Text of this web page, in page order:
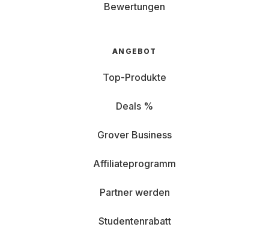
Bewertungen
ANGEBOT
Top-Produkte
Deals %
Grover Business
Affiliateprogramm
Partner werden
Studentenrabatt